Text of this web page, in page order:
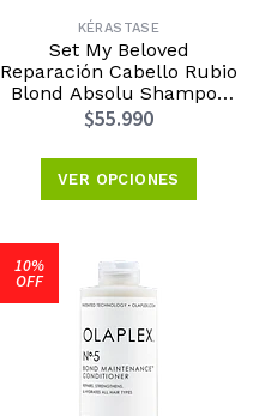
KÉRASTASE
Set My Beloved
Reparación Cabello Rubio
Blond Absolu Shampoo
250ml + Aceite Huile
50ml Kérastase
$55.990
VER OPCIONES
10%
OFF